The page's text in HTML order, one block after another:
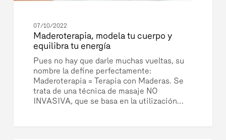
07/10/2022
Maderoterapia, modela tu cuerpo y
equilibra tu energía
Pues no hay que darle muchas vueltas, su
nombre la define perfectamente:
Maderoterapia = Terapia con Maderas. Se
trata de una técnica de masaje NO
INVASIVA, que se basa en la utilización…